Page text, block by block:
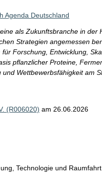
Agenda Deutschland
als Zukunftsbranche in der
Strategien angemessen
Forschung, Entwicklung,
pflanzlicher Proteine,
Wettbewerbsfähigkeit am
(R006020) am 26.06.2026
Technologie und